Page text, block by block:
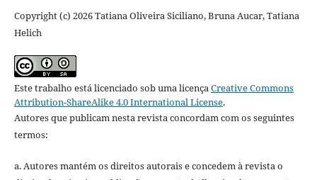
Copyright (c) 2026 Tatiana Oliveira Siciliano, Bruna Aucar, Tatiana
Helich
Este trabalho está licenciado sob uma licençaCreative Commons
Attribution-ShareAlike 4.0 International License.
Autores que publicam nesta revista concordam com os seguintes
termos:
a. Autores mantém os direitos autorais e concedem à revista o